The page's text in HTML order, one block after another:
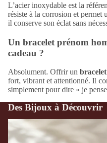
L’acier inoxydable est la
résiste à la corrosion et permet
il conserve son éclat sans
Un bracelet prénom
cadeau ?
Absolument. Offrir un
fort, vibrant et attentionné. Il
simplement pour dire « je
Des Bijoux à Découvrir
Pourquoi les bijoux photo
l'heure des smartphones ?